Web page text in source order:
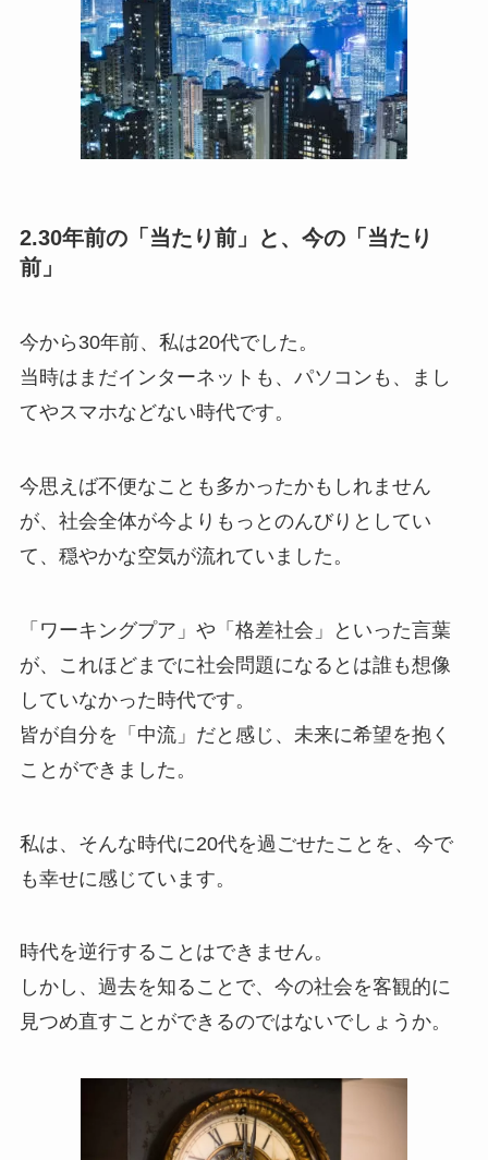
2.30年前の「当たり前」と、今の「当たり
前」
今から30年前、私は20代でした。
当時はまだインターネットも、パソコンも、まし
てやスマホなどない時代です。
今思えば不便なことも多かったかもしれません
が、社会全体が今よりもっとのんびりとしてい
て、穏やかな空気が流れていました。
「ワーキングプア」や「格差社会」といった言葉
が、これほどまでに社会問題になるとは誰も想像
していなかった時代です。
皆が自分を「中流」だと感じ、未来に希望を抱く
ことができました。
私は、そんな時代に20代を過ごせたことを、今で
も幸せに感じています。
時代を逆行することはできません。
しかし、過去を知ることで、今の社会を客観的に
見つめ直すことができるのではないでしょうか。